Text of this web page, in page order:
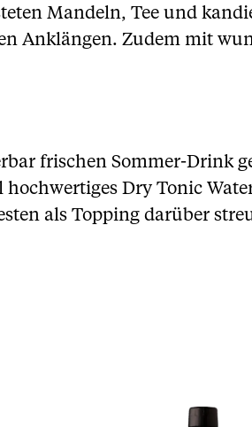
Mandeln, Tee und
Anklängen. Zudem mit
frischen Sommer-Drink
hochwertiges Dry Tonic
als Topping darüber